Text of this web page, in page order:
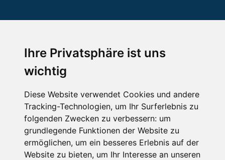
Ihre Privatsphäre ist uns
wichtig
Diese Website verwendet Cookies und andere
Tracking-Technologien, um Ihr Surferlebnis zu
folgenden Zwecken zu verbessern: um
grundlegende Funktionen der Website zu
ermöglichen, um ein besseres Erlebnis auf der
Website zu bieten, um Ihr Interesse an unseren
Die Schneehoehen Ski APP für iOS und Android - Ein
Muss für alle Wintersportler und Schneefreaks!